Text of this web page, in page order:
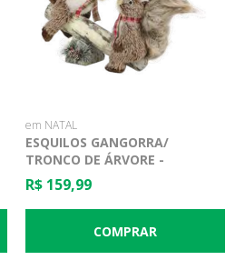
em NATAL
ESQUILOS GANGORRA/
TRONCO DE ÁRVORE -
37X14X30CM
R$ 159,99